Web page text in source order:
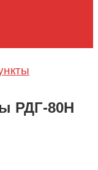
РДГ-80Н